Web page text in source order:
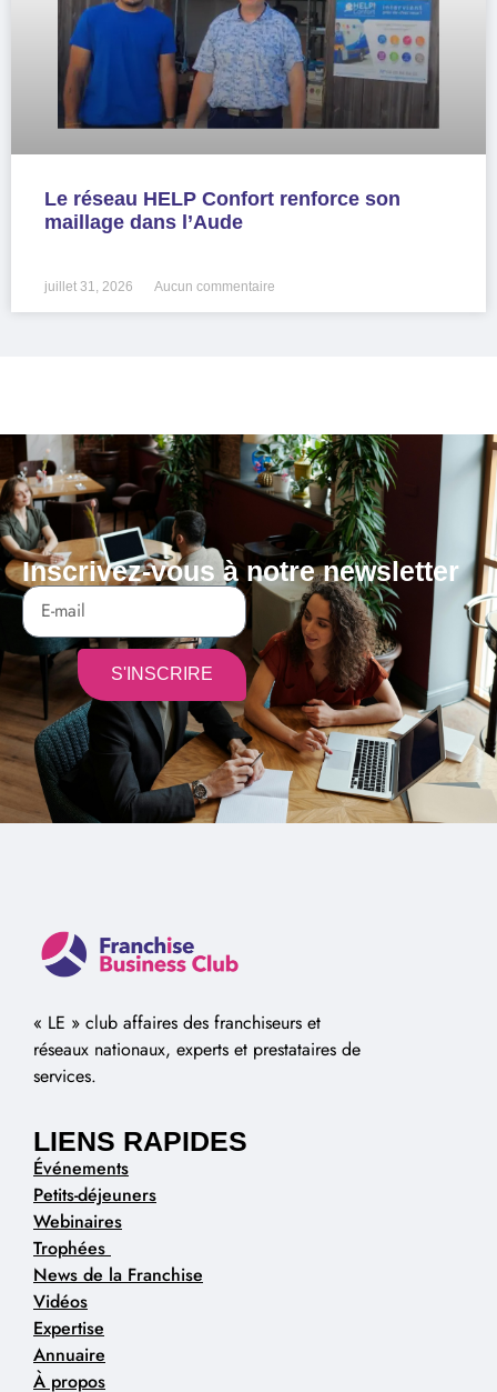
Le réseau HELP Confort renforce son
maillage dans l’Aude
juillet 31, 2026 Aucun commentaire
Inscrivez-vous à notre newsletter
S'INSCRIRE
Alternative:
« LE » club affaires des franchiseurs et
réseaux nationaux, experts et prestataires de
services.
LIENS RAPIDES
Événements
Petits-déjeuners
Webinaires
Trophées
News de la Franchise
Vidéos
Expertise
Annuaire
À propos